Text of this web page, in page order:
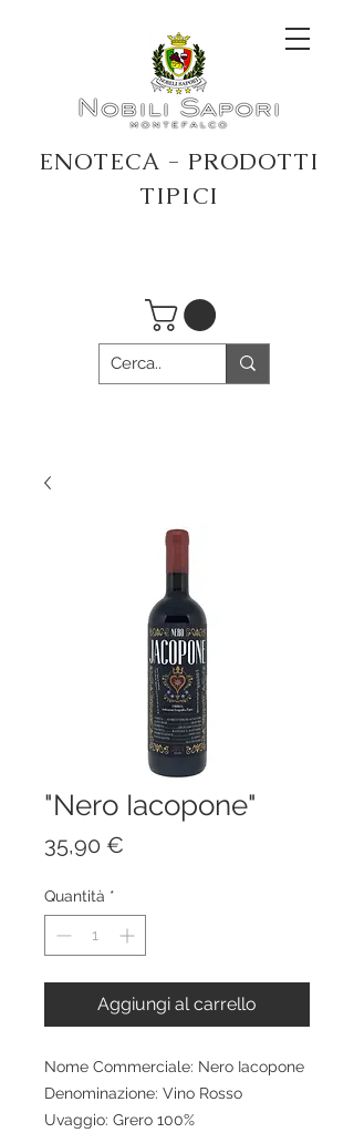
ENOTECA - PRODOTTI
TIPICI
"Nero Iacopone"
35,90 €
Quantità *
Aggiungi al carrello
Nome Commerciale: Nero Iacopone
Denominazione: Vino Rosso
Uvaggio: Grero 100%